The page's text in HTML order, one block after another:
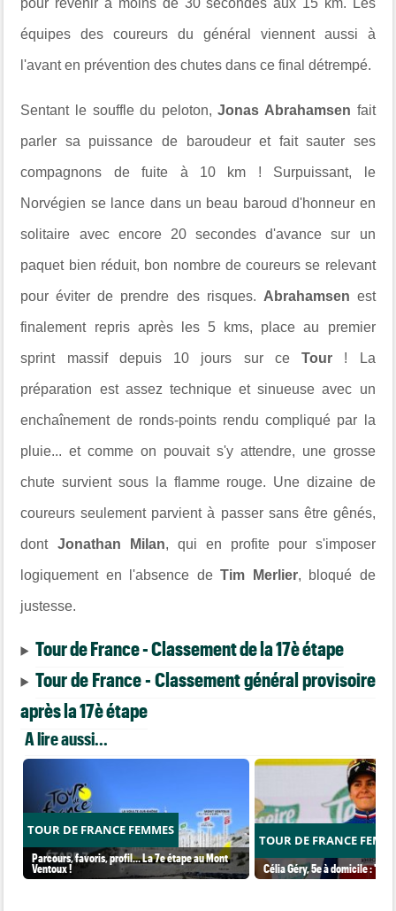
équipes des coureurs du général viennent aussi à
l'avant en prévention des chutes dans ce final détrempé.
Sentant le souffle du peloton,Jonas Abrahamsen fait
parler sa puissance de baroudeur et fait sauter ses
compagnons de fuite à 10 km ! Surpuissant, le
Norvégien se lance dans un beau baroud d'honneur en
solitaire avec encore 20 secondes d'avance sur un
paquet bien réduit, bon nombre de coureurs se relevant
pour éviter de prendre des risques. Abrahamsen est
finalement repris après les 5 kms, place au premier
sprint massif depuis 10 jours sur ceTour ! La
préparation est assez technique et sinueuse avec un
enchaînement de ronds-points rendu compliqué par la
pluie... et comme on pouvait s'y attendre, une grosse
chute survient sous la flamme rouge. Une dizaine de
coureurs seulement parvient à passer sans être gênés,
dont Jonathan Milan, qui en profite pour s'imposer
logiquement en l'absence deTim Merlier, bloqué de
justesse.
Tour de France - Classement de la 17è étape
Tour de France - Classement général provisoire
après la 17è étape
A lire aussi...
TOUR DE FRANCE FEMMES
Parcours, favoris, profil… La 7e étape au Mont
Ventoux !
TOUR DE FRANCE
Célia Géry, 5e à domicile :